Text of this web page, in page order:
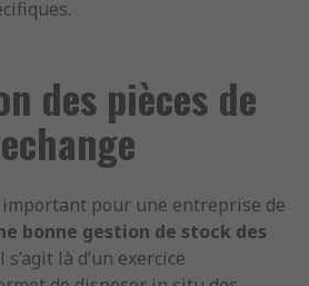
des pièces de
pour une entreprise de
bonne gestion de stock des
s’agit là d’un exercice